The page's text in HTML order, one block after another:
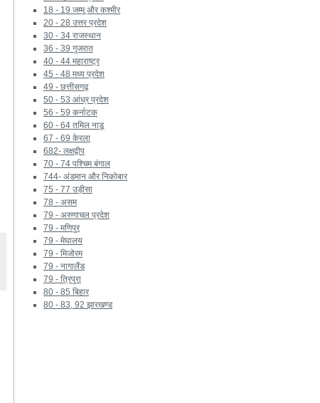
18 - 19 जम्मू और कश्मीर
20 - 28 उत्तर प्रदेश
30 - 34 राजस्थान
36 - 39 गुजरात
40 - 44 महाराष्ट्र
45 - 48 मध्य प्रदेश
49 - छत्तीसगढ़
50 - 53 आंध्र प्रदेश
56 - 59 कर्नाटक
60 - 64 तमिल नाडू
67 - 69 केरला
682- लक्षद्वीप
70 - 74 पश्चिम बंगाल
744- अंडमान और निकोबार
75 - 77 उड़ीसा
78 - असम
79 - अरुणाचल प्रदेश
79 - मणिपुर
79 - मेघालय
79 - मिजोरम
79 - नागालैंड
79 - त्रिपुरा
80 - 85 बिहार
80 - 83, 92 झारखण्ड